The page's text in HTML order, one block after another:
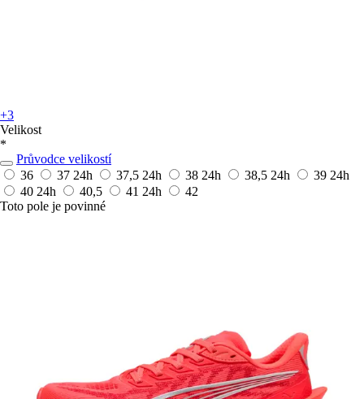
+3
Velikost
*
Průvodce velikostí
36
37 24h 37,5 24h 38 24h 38,5 24h 39 24h
40 24h 40,5 41 24h
42
Toto pole je povinné